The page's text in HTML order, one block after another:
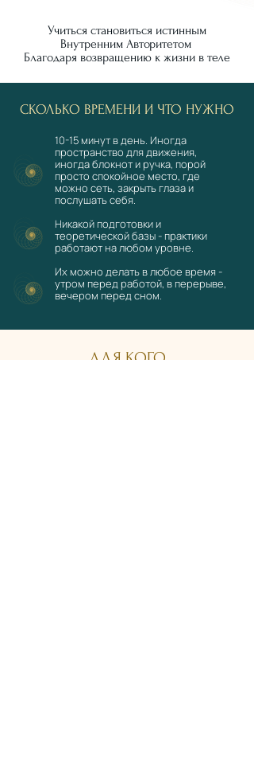
Учиться становиться истинным
Внутренним Авторитетом
Благодаря возвращению к жизни в теле
СКОЛЬКО ВРЕМЕНИ И ЧТО НУЖНО
10-15 минут в день. Иногда
пространство для движения,
иногда блокнот и ручка, порой
просто спокойное место, где
можно сеть, закрыть глаза и
послушать себя.
Никакой подготовки и
теоретической базы - практики
работают на любом уровне.
Их можно делать в любое время -
утром перед работой, в перерыве,
вечером перед сном.
ДЛЯ КОГО